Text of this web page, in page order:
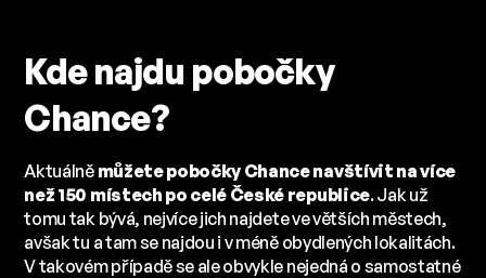
Kde najdu pobočky
Chance?
Aktuálně můžete pobočky Chance navštívit na více
než 150 místech po celé České republice. Jak už
tomu tak bývá, nejvíce jich najdete ve větších městech,
avšak tu a tam se najdou i v méně obydlených lokalitách.
V takovém případě se ale obvykle nejedná o samostatné